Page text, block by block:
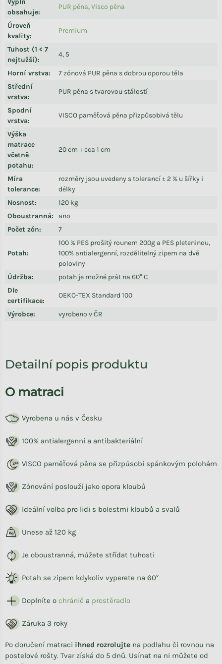
Výplň
obsahuje:
PUR pěna,Visco pěna
Úroveň
kvality:
Premium
Tuhost (1 < 7
nejtužší):
4, 5
Horní vrstva:
7 zónová PUR pěna s dobrou oporou těla
Střední
vrstva:
PUR pěna s tvarovou stálostí
Spodní
vrstva:
VISCO paměťová pěna přizpůsobivá tělu
Výška
matrace
včetně
potahu:
20 cm + cca 1 cm
Míra
tolerance:
rozměry jsou uvedeny s tolerancí ± 2 % u šířky i
délky
Nosnost:
120 kg
Oboustranná:
ano
Počet zón: 7
Potah:
100 % PES prošitý rounem 200g a PES pleteninou,
100% antialergenní, rozdělitelný zipem na dvě
poloviny
Údržba:
potah je možné prát na 60° C
Dle
certifikace:
OEKO-TEX Standard 100
Výrobce: vyrobeno v ČR
Detailní popis produktu
O matraci
Vyrobena u nás v Česku
100% antialergenní a antibakteriální
VISCO paměťová pěna se přizpůsobí spánkovým polohám
Zónování poslouží jako opora kloubů
Ideální volba pro lidi s bolestmi kloubů a svalů
Unese až 120 kg
Je oboustranná, můžete střídat tuhosti
Potah se zipem kdykoliv vyperete na 60°
Doplníte o chránič a prostěradlo
Záruka 3 roky
Po doručení matraci ihned rozrolujte na podlahu či rovnou na
postelové rošty. Tvar získá do 5 dnů. Usínat na ni můžete od